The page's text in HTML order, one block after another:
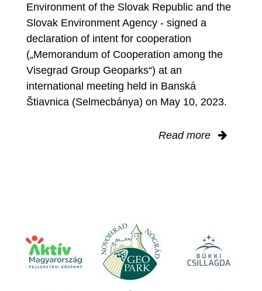
Environment of the Slovak Republic and the
Slovak Environment Agency - signed a
declaration of intent for cooperation
(„Memorandum of Cooperation among the
Visegrad Group Geoparks“) at an
international meeting held in Banská
Štiavnica (Selmecbánya) on May 10, 2023.
Read more